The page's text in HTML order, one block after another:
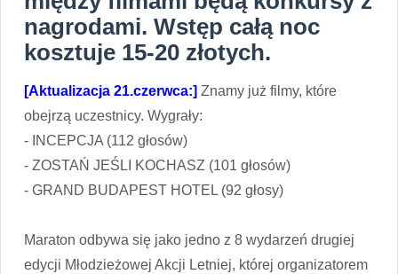
nagrodami. Wstęp całą noc
kosztuje 15-20 złotych.
[Aktualizacja 21.czerwca:] Znamy już filmy, które
obejrzą uczestnicy. Wygrały:
- INCEPCJA (112 głosów)
- ZOSTAŃ JEŚLI KOCHASZ (101 głosów)
- GRAND BUDAPEST HOTEL (92 głosy)
Maraton odbywa się jako jedno z 8 wydarzeń drugiej
edycji Młodzieżowej Akcji Letniej, której organizatorem